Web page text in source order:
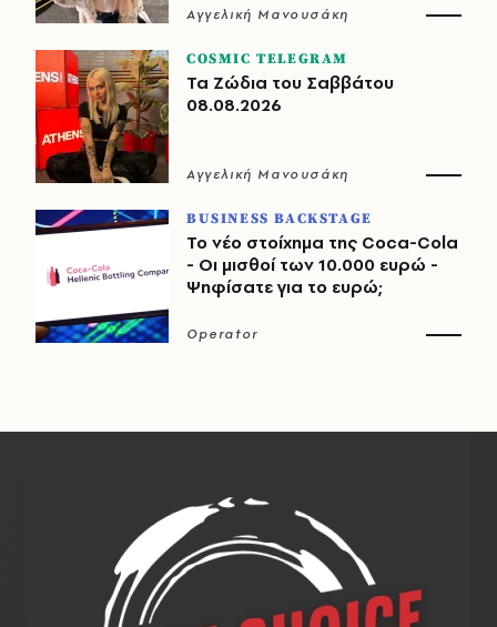
Αγγελική Μανουσάκη
COSMIC TELEGRAM
Τα Ζώδια του Σαββάτου
08.08.2026
Αγγελική Μανουσάκη
BUSINESS BACKSTAGE
Το νέο στοίχημα της Coca-Cola
- Οι μισθοί των 10.000 ευρώ -
Ψηφίσατε για το ευρώ;
Operator